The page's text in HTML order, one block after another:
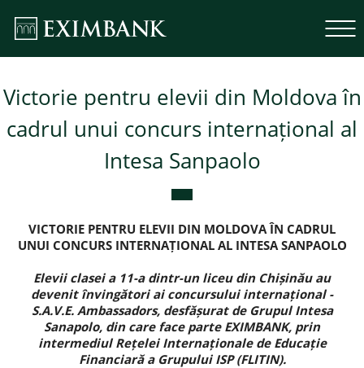
Victorie pentru elevii din Moldova în
cadrul unui concurs internațional al
Intesa Sanpaolo
VICTORIE PENTRU ELEVII DIN MOLDOVA ÎN CADRUL
UNUI CONCURS INTERNAȚIONAL AL INTESA SANPAOLO
Elevii clasei a 11-a dintr-un liceu din Chișinău au
devenit învingători ai concursului internațional -
S.A.V.E. Ambassadors, desfășurat de Grupul Intesa
Sanapolo, din care face parte EXIMBANK, prin
intermediul Rețelei Internaționale de Educație
Financiară a Grupului ISP (FLITIN).